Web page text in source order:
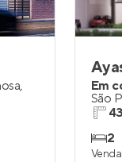
, Em
São
2